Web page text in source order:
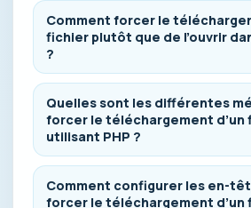
Comment forcer le
fichier plutôt que de l’ouvrir
?
Quelles sont les différentes
forcer le téléchargement d’un
utilisant PHP ?
Comment configurer les en-
forcer le téléchargement d’un